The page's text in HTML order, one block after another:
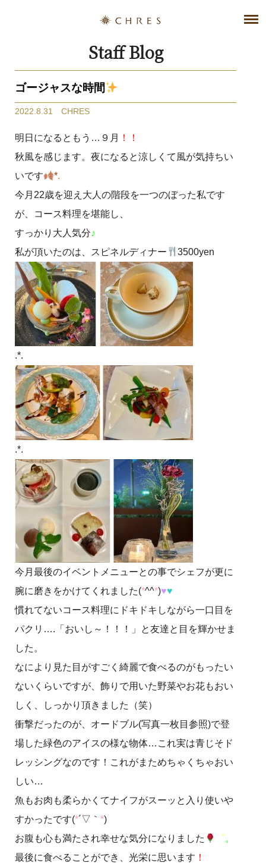
Staff Blog
ゴージャスな時間
2022.8.31 CHRES
明日になるともう…９月
！！
秋風を感じます。夜になると涼しくて風が気持ちい
いです
*.
今月22歳を迎え大人の階段を一つのぼった私です
が、コース料理を堪能し、
すっかり大人気分♪
私が頂いたのは、スピネルディナー
3500yen
.*.
.*.
今月最後のイベントメニューとの事でシェフが更に
腕に磨きをかけてくれました(*^^*)♥♥
慣れてないコース料理にドキドキしながら一口目を
パクリ….「おいし～！！！」と友達と目を輝かせま
した。
なにより見た目がすごく綺麗で食べるのがもったい
ないくらいですが、飾りで用いた野菜やお花もおい
しく、しっかり頂きました（笑）
衝撃だったのが、オードブル(写真一枚目参照)で登
場した緑色のアイスの様な物体…これ実は青じそド
レッシングなのです！これがまためちゃくちゃおい
しい…
魚もお肉も柔らかくてナイフがスーッと入り使いや
すかったです(*´▽｀ *)
お腹も心も満たされ幸せな気分になりました
゜。
最後に食べることができ、光栄に思います ！